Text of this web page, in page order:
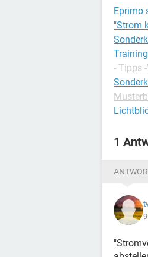
Eprimo
"Strom
- Tipps
1